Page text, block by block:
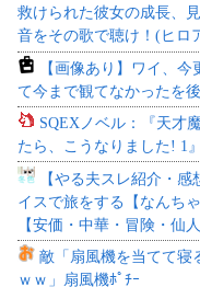
救けられた彼女の成長、
音をその歌で聴け！(ヒロ
【画像あり】ワイ、今
て今まで観てなかったを
SQEXノベル：『天才
たら、こうなりました! 1
【やる夫スレ紹介・
イスで旅をする【なんち
【安価・中華・冒険・仙人
敵「扇風機を当てて
ｗｗ」扇風機ﾎﾟﾁｰ